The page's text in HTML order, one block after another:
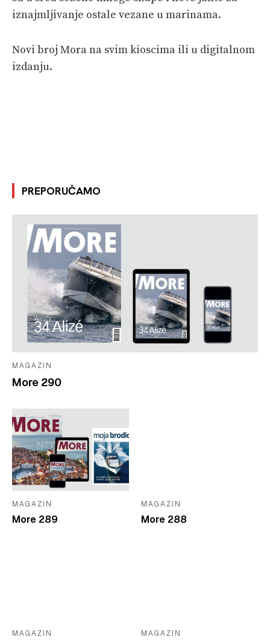
iznajmljivanje ostale vezane u marinama.
Novi broj Mora na svim kioscima ili u digitalnom
izdanju.
PREPORUČAMO
MAGAZIN
More 290
MAGAZIN
More 289
MAGAZIN
More 288
MAGAZIN MAGAZIN